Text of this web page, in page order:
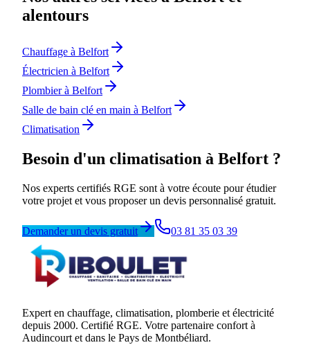
alentours
Chauffage à Belfort
Électricien à Belfort
Plombier à Belfort
Salle de bain clé en main à Belfort
Climatisation
Besoin d'un climatisation à Belfort ?
Nos experts certifiés RGE sont à votre écoute pour étudier
votre projet et vous proposer un devis personnalisé gratuit.
Demander un devis gratuit 03 81 35 03 39
Expert en chauffage, climatisation, plomberie et électricité
depuis 2000. Certifié RGE. Votre partenaire confort à
Audincourt et dans le Pays de Montbéliard.